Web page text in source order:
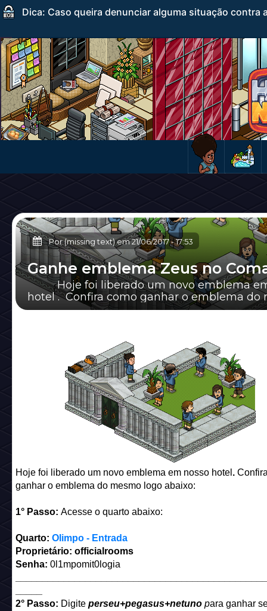
Dica: Caso queira denunciar alguma situação
Por (missing text) em21/06/2017-17:53
Ganhe emblema Zeus no
Hoje foi liberado um novo emblema
hotel . Confira como ganhar o emblema do
logo abaixo: 1° Passo: Acesse o quar...
Hoje foi liberado um novo emblema em nosso hotel .
ganhar o emblema do mesmo logo abaixo:
1° Passo: Acesse o quarto abaixo:
Quarto: Olimpo - Entrada
Proprietário: officialrooms
Senha: 0l1mpomit0logia
2° Passo: Digite perseu+pegasus+netuno para ganhar